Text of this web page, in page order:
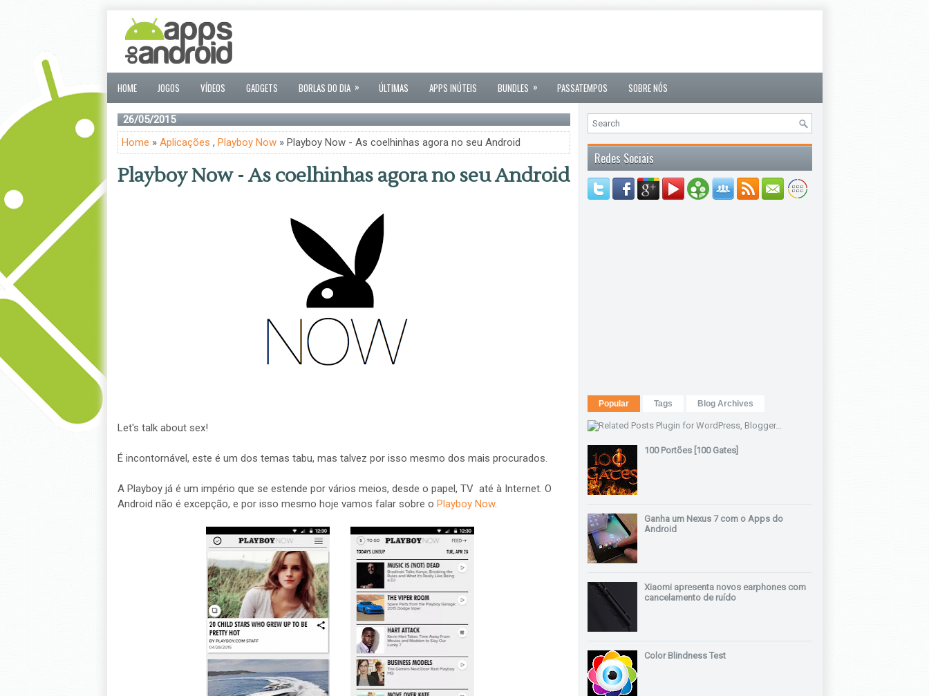
HOME JOGOS VÍDEOS GADGETS BORLAS DO DIA » ÚLTIMAS APPS INÚTEIS BUNDLES » PASSATEMPOS SOBRE NÓS
26/05/2015
Home » Aplicações , Playboy Now» Playboy Now - As coelhinhas agora no seu Android
Playboy Now - As coelhinhas agora no seu Android
Let's talk about sex!
É incontornável, este é um dos temas tabu, mas talvez por isso mesmo dos mais procurados.
A Playboy já é um império que se estende por vários meios, desde o papel, TV até à Internet. O
Android não é excepção, e por isso mesmo hoje vamos falar sobre o Playboy Now.
Redes Sociais
Popular Tags Blog Archives
100 Portões [100 Gates]
Ganha um Nexus 7 com o Apps do
Android
Xiaomi apresenta novos earphones com
cancelamento de ruído
Color Blindness Test